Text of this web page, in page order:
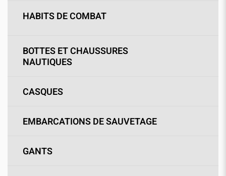
HABITS DE COMBAT
BOTTES ET CHAUSSURES
NAUTIQUES
CASQUES
EMBARCATIONS DE SAUVETAGE
GANTS